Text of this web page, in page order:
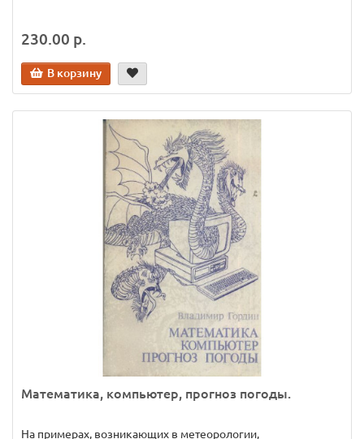
230.00 р.
В корзину
Математика, компьютер, прогноз погоды.
На примерах, возникающих в метеорологии,